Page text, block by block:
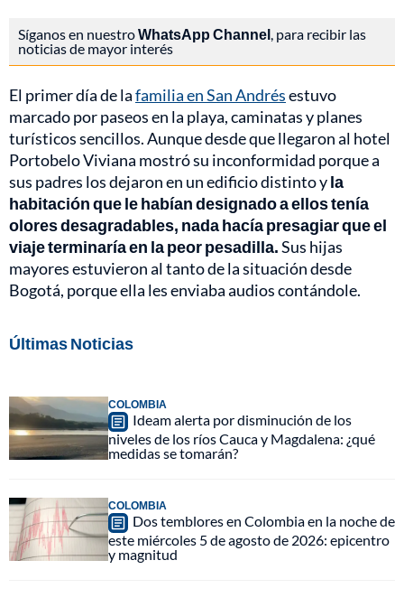
Síganos en nuestroWhatsApp Channel , para recibir las
noticias de mayor interés
El primer día de lafamilia en San Andrésestuvo
marcado por paseos en la playa, caminatas y planes
turísticos sencillos. Aunque desde que llegaron al hotel
Portobelo Viviana mostró su inconformidad porque a
sus padres los dejaron en un edificio distinto yla
habitación que le habían designado a ellos tenía
olores desagradables, nada hacía presagiar que el
viaje terminaría en la peor pesadilla.Sus hijas
mayores estuvieron al tanto de la situación desde
Bogotá, porque ella les enviaba audios contándole.
Últimas Noticias
COLOMBIA
Ideam alerta por disminución de los
niveles de los ríos Cauca y Magdalena: ¿qué
medidas se tomarán?
COLOMBIA
Dos temblores en Colombia en la noche de
este miércoles 5 de agosto de 2026: epicentro
y magnitud